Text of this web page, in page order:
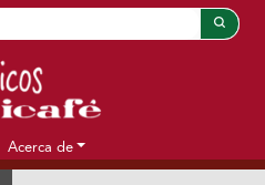
Acerca de